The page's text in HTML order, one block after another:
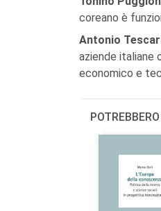
coreano è
Antonio
aziende italiane
economico e